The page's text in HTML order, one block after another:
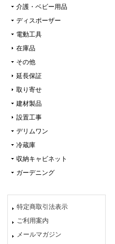
介護・ベビー用品
ディスポーザー
電動工具
在庫品
その他
延長保証
取り寄せ
建材製品
設置工事
デリムワン
冷蔵庫
収納キャビネット
ガーデニング
特定商取引法表示
ご利用案内
メールマガジン